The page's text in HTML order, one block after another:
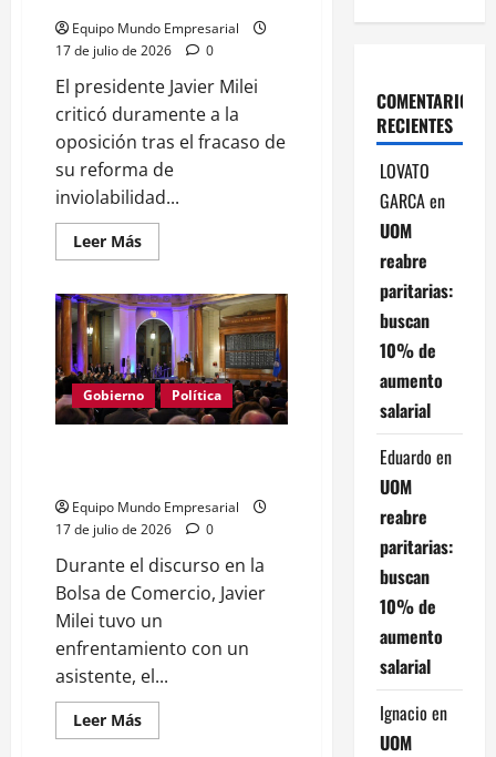
Equipo Mundo Empresarial
17 de julio de 2026
0
El presidente Javier Milei
criticó duramente a la
oposición tras el fracaso de
su reforma de
inviolabilidad...
Leer MásLeer
más
Milei:
oposición
bloquea
reforma
de
propiedad
y
genera
tensión
Gobierno Política
Equipo Mundo Empresarial
17 de julio de 2026
0
Durante el discurso en la
Bolsa de Comercio, Javier
Milei tuvo un
enfrentamiento con un
asistente, el...
Leer MásLeer
más
COMENTARIOS
RECIENTES
LOVATO
GARCAen
UOM
reabre
paritarias:
buscan
10% de
aumento
salarial
Eduardo en
UOM
reabre
paritarias:
buscan
10% de
aumento
salarial
Ignacio en
UOM